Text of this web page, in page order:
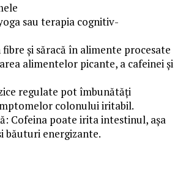
sau terapia cognitiv-
și săracă în alimente procesate
alimentelor picante, a cafeinei și
regulate pot îmbunătăți
colonului iritabil.
Cofeina poate irita intestinul, așa
băuturi energizante.